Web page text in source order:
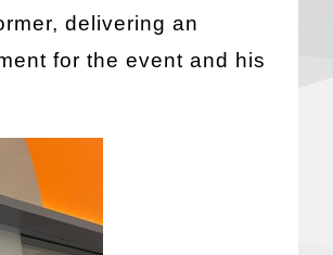
delivering an
for the event and his